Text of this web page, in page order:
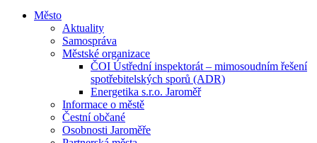
Město
Aktuality
Samospráva
Městské organizace
ČOI Ústřední inspektorát – mimosoudním řešení
spotřebitelských sporů (ADR)
Energetika s.r.o. Jaroměř
Informace o městě
Čestní občané
Osobnosti Jaroměře